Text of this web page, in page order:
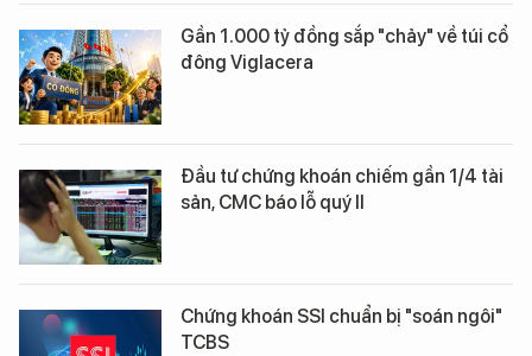
Gần 1.000 tỷ đồng sắp "chảy" về túi cổ
đông Viglacera
Đầu tư chứng khoán chiếm gần 1/4 tài
sản, CMC báo lỗ quý II
Chứng khoán SSI chuẩn bị "soán ngôi"
TCBS